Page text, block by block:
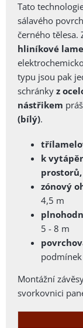
Tato
sálavého
černého tělesa.
hliníkové
typu jsou pak
schránky z
nástřikem
(bílý).
k
zónový
4,5 m
5 - 8 m
podmínek
Montážní
svorkovnici